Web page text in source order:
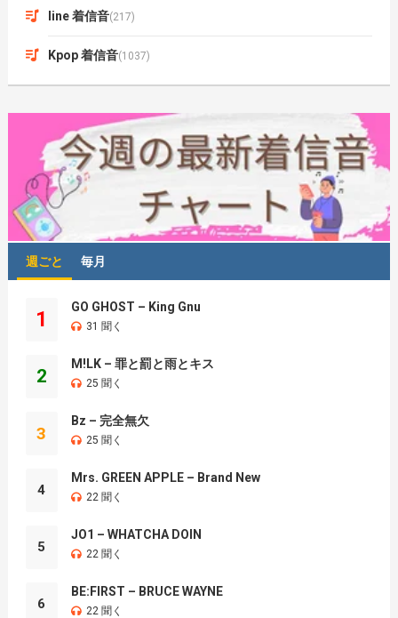
line 着信音(217)
Kpop 着信音(1037)
週ごと 毎月
1
GO GHOST – King Gnu
31 聞く
2
M!LK – 罪と罰と雨とキス
25 聞く
3
Bz – 完全無欠
25 聞く
4
Mrs. GREEN APPLE – Brand New
22 聞く
5
JO1 – WHATCHA DOIN
22 聞く
6
BE:FIRST – BRUCE WAYNE
22 聞く